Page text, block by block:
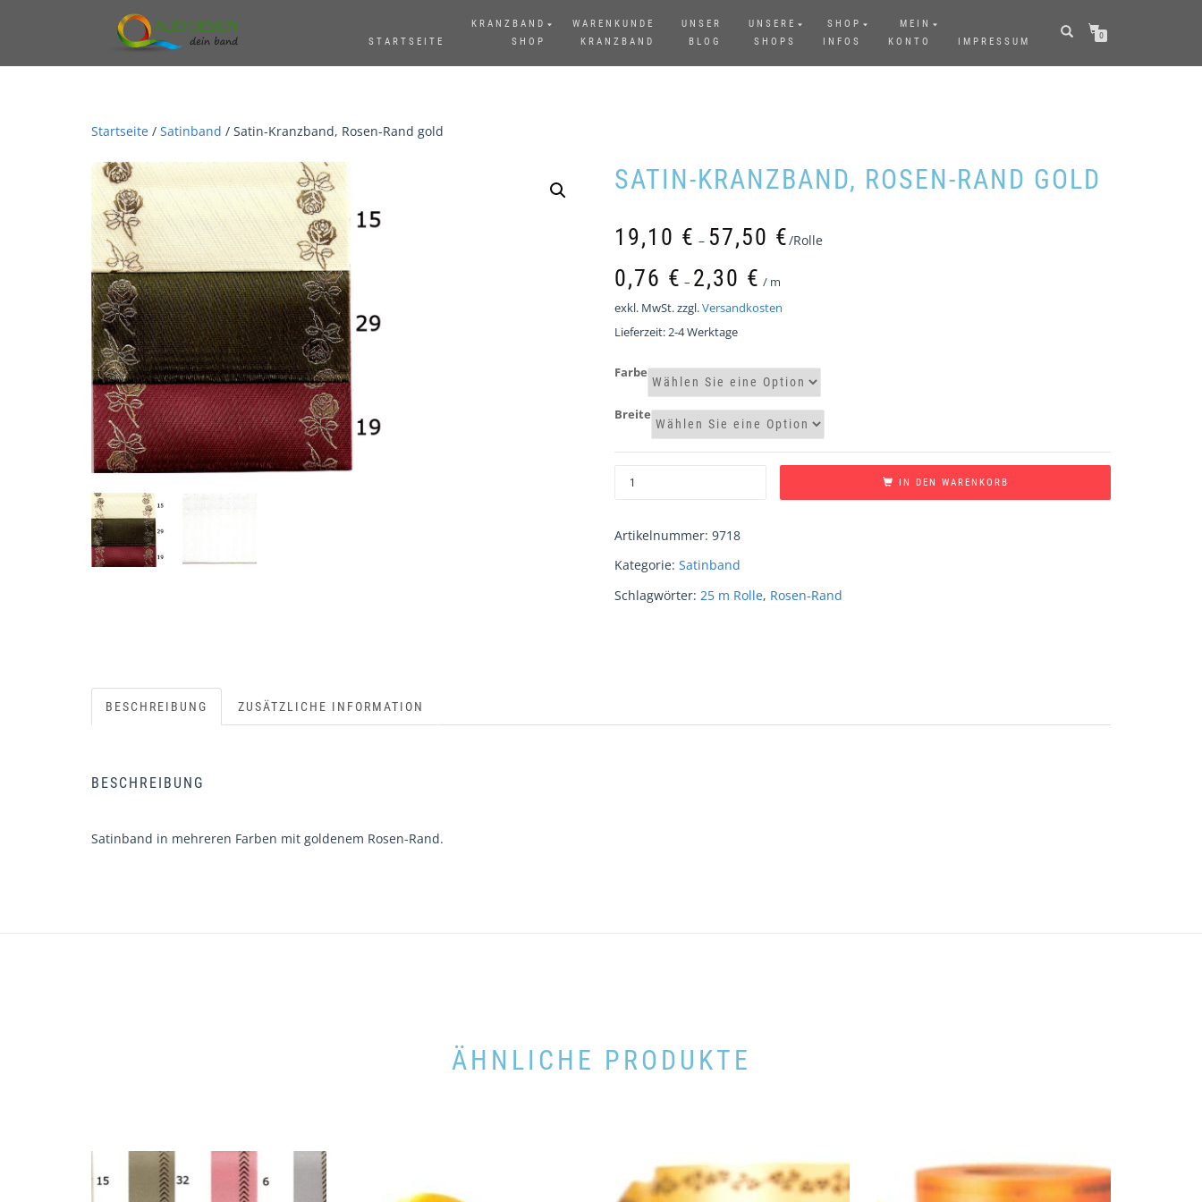
STARTSEITE
KRANZBAND
SHOP
WARENKUNDE
KRANZBAND
UNSER
BLOG
UNSERE
SHOPS
SHOP
INFOS
MEIN
KONTO
IMPRESSUM
0
Startseite / Satinband / Satin-Kranzband, Rosen-Rand gold
SATIN-KRANZBAND, ROSEN-RAND GOLD
19,10 € – 57,50 €/Rolle
0,76 € – 2,30 € / m
exkl. MwSt.zzgl.Versandkosten
Lieferzeit:2-4 Werktage
Farbe
Breite
IN DEN WARENKORB
Artikelnummer: 9718
Kategorie: Satinband
Schlagwörter: 25 m Rolle, Rosen-Rand
BESCHREIBUNG ZUSÄTZLICHE INFORMATION
BESCHREIBUNG
Satinband in mehreren Farben mit goldenem Rosen-Rand.
ÄHNLICHE PRODUKTE